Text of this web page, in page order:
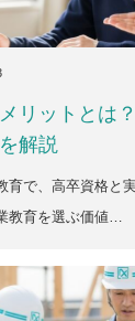
リットとは
解説
育で、高卒資格と
教育を選ぶ価値…